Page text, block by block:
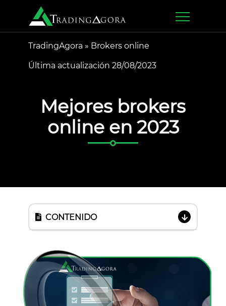
TradingAgora » Brokers online
Última actualización 28/08/2023
Mejores brokers
online en 2023
CONTENIDO